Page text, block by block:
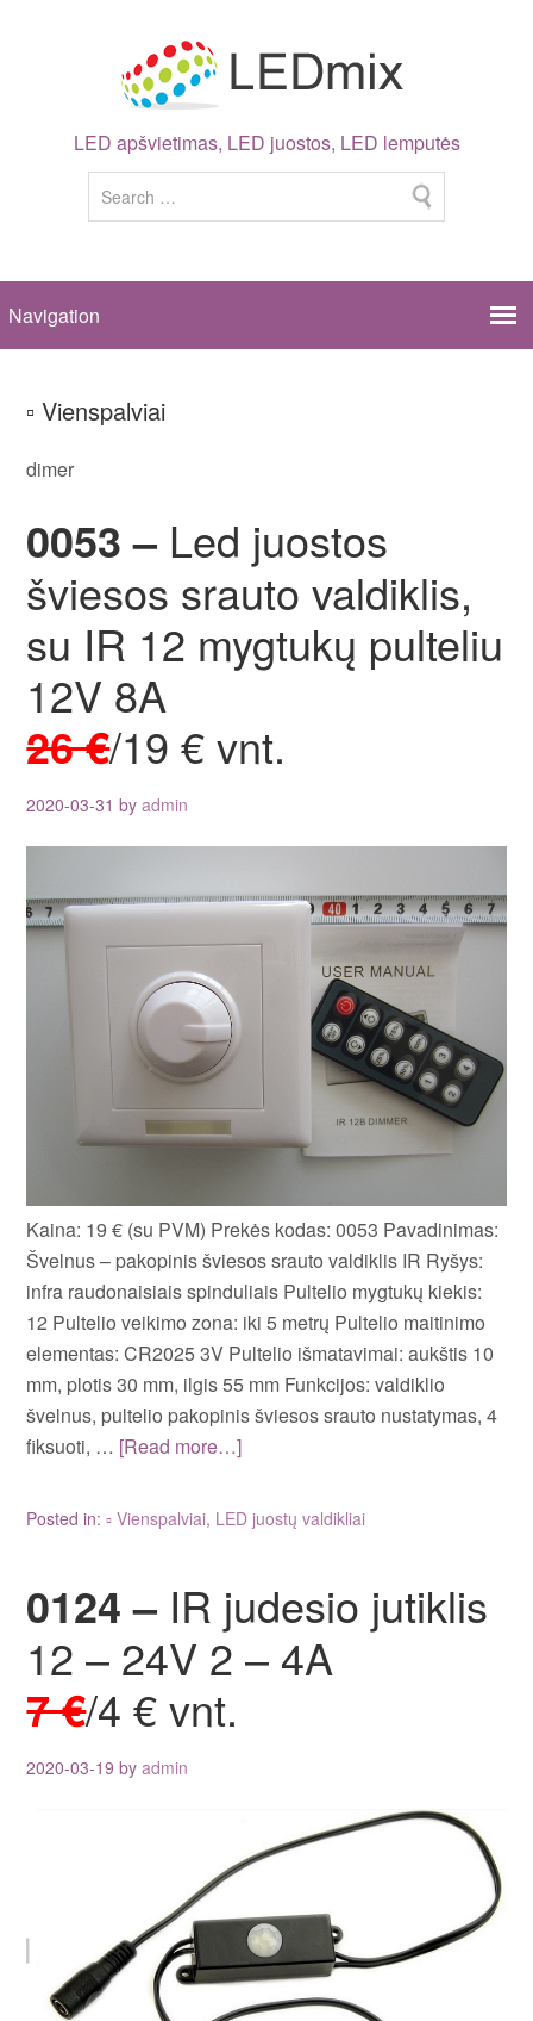
LED apšvietimas, LED juostos, LED lemputės
▫ Vienspalviai
dimer
0053 – Led juostos
šviesos srauto valdiklis,
su IR 12 mygtukų pulteliu
12V 8A
26 €/19 € vnt.
2020-03-31 byadmin
Kaina: 19 € (su PVM) Prekės kodas: 0053 Pavadinimas:
Švelnus – pakopinis šviesos srauto valdiklis IR Ryšys:
infra raudonaisiais spinduliais Pultelio mygtukų kiekis:
12 Pultelio veikimo zona: iki 5 metrų Pultelio maitinimo
elementas: CR2025 3V Pultelio išmatavimai: aukštis 10
mm, plotis 30 mm, ilgis 55 mm Funkcijos: valdiklio
švelnus, pultelio pakopinis šviesos srauto nustatymas, 4
fiksuoti, … [Read more…]
Posted in:▫ Vienspalviai, LED juostų valdikliai
0124 – IR judesio jutiklis
12 – 24V 2 – 4A
7 €/4 € vnt.
2020-03-19 byadmin